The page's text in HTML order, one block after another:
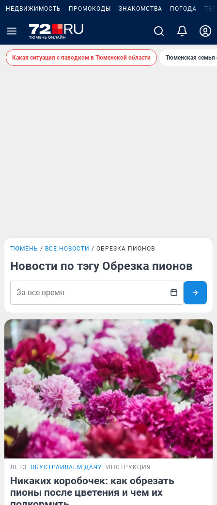
НЕДВИЖИМОСТЬ ПРОМОКОДЫ ЗНАКОМСТВА ПОГОДА
Какая ситуация с паводком в Тюменской области Тюменская семья
ТЮМЕНЬ ВСЕ НОВОСТИ ОБРЕЗКА ПИОНОВ
Новости по тэгу Обрезка пионов
ЛЕТО ОБУСТРАИВАЕМ ДАЧУ ИНСТРУКЦИЯ
Никаких коробочек: как обрезать
пионы после цветения и чем их